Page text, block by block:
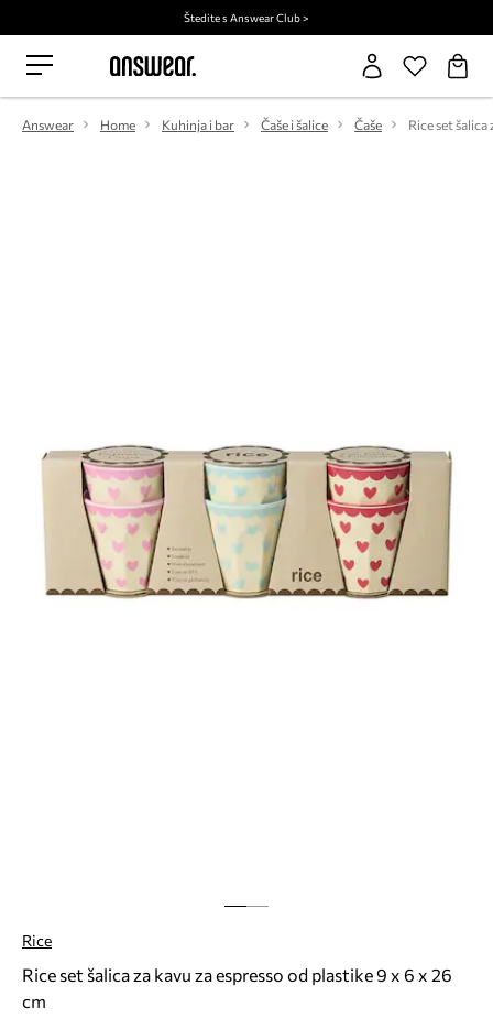
Štedite s Answear Club >
Answear Home Kuhinja i bar Čaše i šalice Čaše
Rice
Rice set šalica za kavu za espresso od plastike 9 x 6 x 26
cm